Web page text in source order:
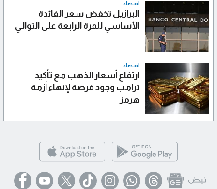
اقتصاد
البرازيل تخفض سعر الفائدة
الأساسي للمرة الرابعة على التوالي
اقتصاد
ارتفاع أسعار الذهب مع تأكيد
ترامب وجود فرصة لإنهاء أزمة
هرمز